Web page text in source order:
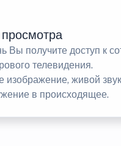
Вы получите доступ к
телевидения.
изображение, живой
в происходящее.